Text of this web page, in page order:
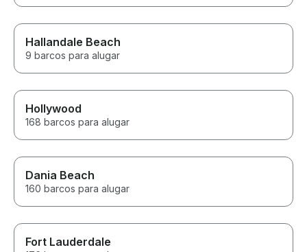
Hallandale Beach
9 barcos para alugar
Hollywood
168 barcos para alugar
Dania Beach
160 barcos para alugar
Fort Lauderdale